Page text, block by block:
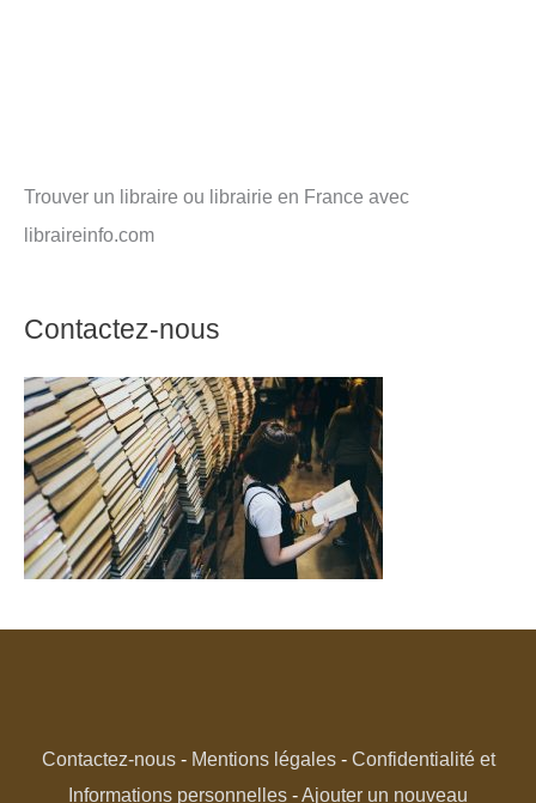
Trouver un libraire ou librairie en France avec
libraireinfo.com
Contactez-nous
Contactez-nous- Mentions légales- Confidentialité et
Informations personnelles -Ajouter un nouveau